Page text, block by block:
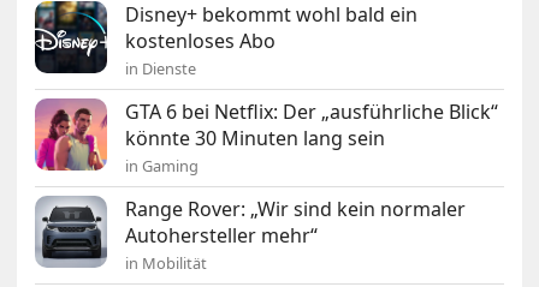
Disney+ bekommt wohl bald ein
kostenloses Abo
in Dienste
GTA 6 bei Netflix: Der „ausführliche Blick“
könnte 30 Minuten lang sein
in Gaming
Range Rover: „Wir sind kein normaler
Autohersteller mehr“
in Mobilität